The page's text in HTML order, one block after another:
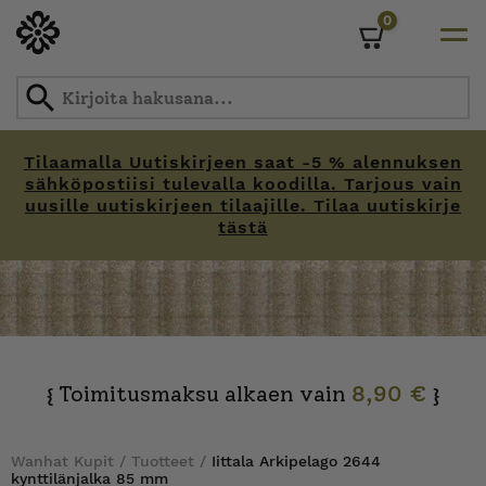
Tilaamalla Uutiskirjeen saat -5 % alennuksen
sähköpostiisi tulevalla koodilla. Tarjous vain
uusille uutiskirjeen tilaajille. Tilaa uutiskirje
tästä
0
{ Toimitusmaksu alkaen vain 8,90 € }
Wanhat Kupit / Tuotteet / Iittala Arkipelago 2644
kynttilänjalka 85 mm